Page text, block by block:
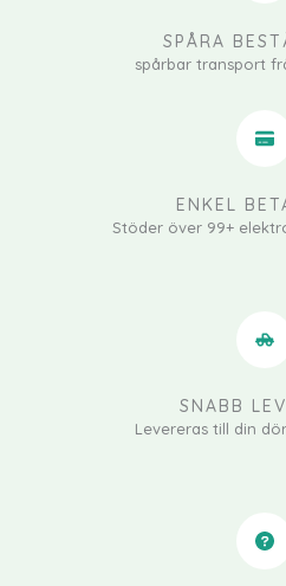
SPÅRA
spårbar transport
ENKEL
Stöder över 99+
SNABB
Levereras till din